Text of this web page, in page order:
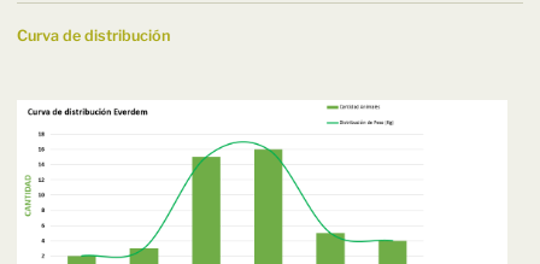
Curva de distribución